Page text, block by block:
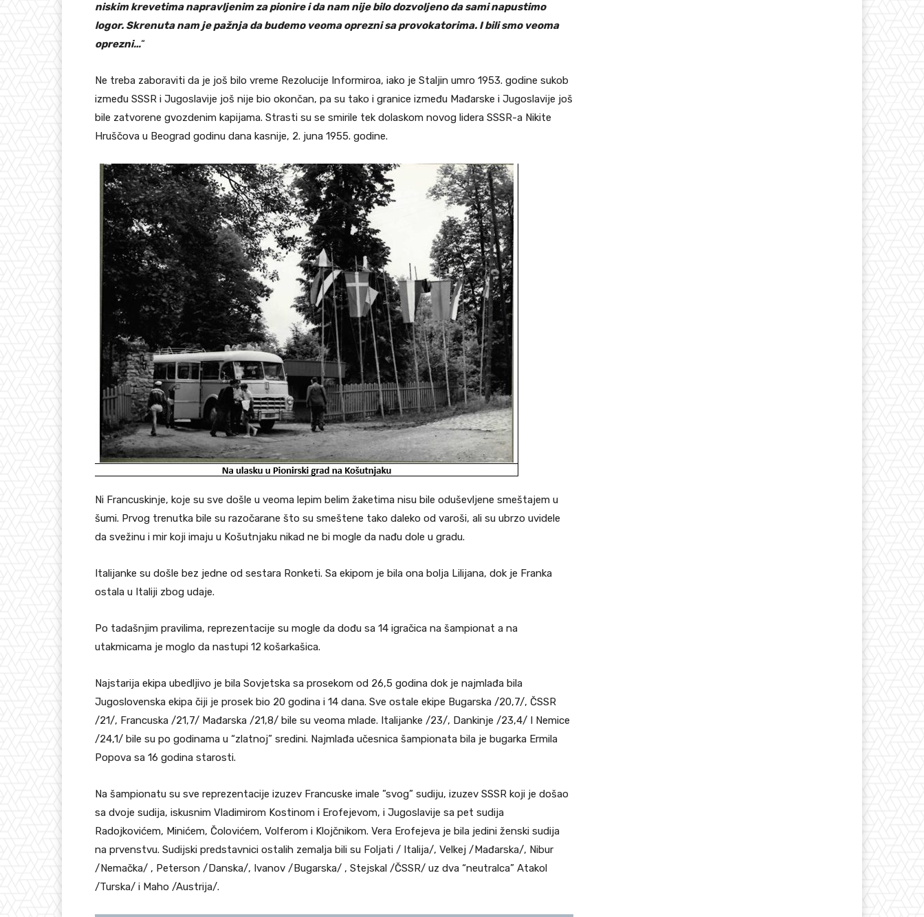
niskim krevetima napravljenim za pionire i da nam nije bilo dozvoljeno da sami napustimo
logor. Skrenuta nam je pažnja da budemo veoma oprezni sa provokatorima. I bili smo veoma
oprezni…“
Ne treba zaboraviti da je još bilo vreme Rezolucije Informiroa, iako je Staljin umro 1953. godine sukob
između SSSR i Jugoslavije još nije bio okončan, pa su tako i granice između Mađarske i Jugoslavije još
bile zatvorene gvozdenim kapijama. Strasti su se smirile tek dolaskom novog lidera SSSR-a Nikite
Hruščova u Beograd godinu dana kasnije, 2. juna 1955. godine.
Ni Francuskinje, koje su sve došle u veoma lepim belim žaketima nisu bile oduševljene smeštajem u
šumi. Prvog trenutka bile su razočarane što su smeštene tako daleko od varoši, ali su ubrzo uvidele
da svežinu i mir koji imaju u Košutnjaku nikad ne bi mogle da nađu dole u gradu.
Italijanke su došle bez jedne od sestara Ronketi. Sa ekipom je bila ona bolja Lilijana, dok je Franka
ostala u Italiji zbog udaje.
Po tadašnjim pravilima, reprezentacije su mogle da dođu sa 14 igračica na šampionat a na
utakmicama je moglo da nastupi 12 košarkašica.
Najstarija ekipa ubedljivo je bila Sovjetska sa prosekom od 26,5 godina dok je najmlađa bila
Jugoslovenska ekipa čiji je prosek bio 20 godina i 14 dana. Sve ostale ekipe Bugarska /20,7/, ČSSR
/21/, Francuska /21,7/ Mađarska /21,8/ bile su veoma mlade. Italijanke /23/, Dankinje /23,4/ I Nemice
/24,1/ bile su po godinama u “zlatnoj” sredini. Najmlađa učesnica šampionata bila je bugarka Ermila
Popova sa 16 godina starosti.
Na šampionatu su sve reprezentacije izuzev Francuske imale ”svog” sudiju, izuzev SSSR koji je došao
sa dvoje sudija, iskusnim Vladimirom Kostinom i Erofejevom, i Jugoslavije sa pet sudija
Radojkovićem, Minićem, Čolovićem, Volferom i Klojčnikom. Vera Erofejeva je bila jedini ženski sudija
na prvenstvu. Sudijski predstavnici ostalih zemalja bili su Foljati / Italija/, Velkej /Mađarska/, Nibur
/Nemačka/ , Peterson /Danska/, Ivanov /Bugarska/ , Stejskal /ČSSR/ uz dva “neutralca” Atakol
/Turska/ i Maho /Austrija/.